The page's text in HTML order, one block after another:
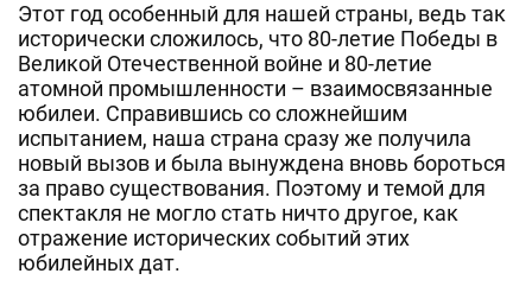
Этот год особенный для нашей страны, ведь так
исторически сложилось, что 80-летие Победы в
Великой Отечественной войне и 80-летие
атомной промышленности – взаимосвязанные
юбилеи. Справившись со сложнейшим
испытанием, наша страна сразу же получила
новый вызов и была вынуждена вновь бороться
за право существования. Поэтому и темой для
спектакля не могло стать ничто другое, как
отражение исторических событий этих
юбилейных дат.